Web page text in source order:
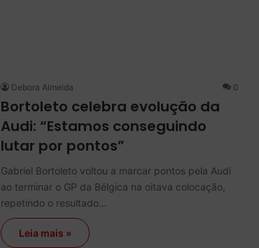
Debora Almeida 0
Bortoleto celebra evolução da
Audi: “Estamos conseguindo
lutar por pontos”
Gabriel Bortoleto voltou a marcar pontos pela Audi
ao terminar o GP da Bélgica na oitava colocação,
repetindo o resultado…
Leia mais »